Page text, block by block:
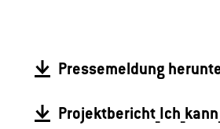
Pressemeldung